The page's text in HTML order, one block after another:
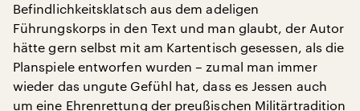
Befindlichkeitsklatsch aus dem adeligen
Führungskorps in den Text und man glaubt, der Autor
hätte gern selbst mit am Kartentisch gesessen, als die
Planspiele entworfen wurden – zumal man immer
wieder das ungute Gefühl hat, dass es Jessen auch
um eine Ehrenrettung der preußischen Militärtradition